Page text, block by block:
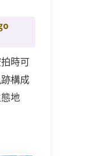
時可
構成
地